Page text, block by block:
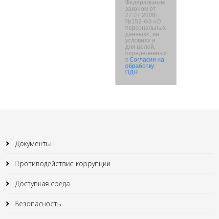
Федеральным
законом от
27.07.2006г
№152-ФЗ «О
персональных
данных», на
условиях и
для целей,
определенных
в Согласии на
обработку
ПДН
Документы
Противодействие коррупции
Доступная среда
Безопасность